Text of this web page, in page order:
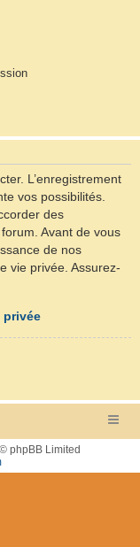
L’enregistrement
vos possibilités.
des
Avant de vous
de nos
vie privée. Assurez-
privée
phpBB Limited